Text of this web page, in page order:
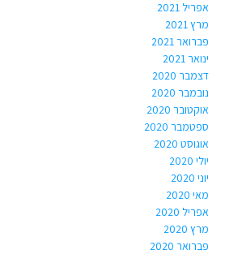
אפריל 2021
מרץ 2021
פברואר 2021
ינואר 2021
דצמבר 2020
נובמבר 2020
אוקטובר 2020
ספטמבר 2020
אוגוסט 2020
יולי 2020
יוני 2020
מאי 2020
אפריל 2020
מרץ 2020
פברואר 2020